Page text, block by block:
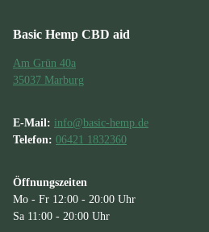
Basic Hemp CBD aid
Am Grün 40a
35037 Marburg
E-Mail: info@basic-hemp.de
Telefon: 06421 1832360
Öffnungszeiten
Mo - Fr 12:00 - 20:00 Uhr
Sa 11:00 - 20:00 Uhr